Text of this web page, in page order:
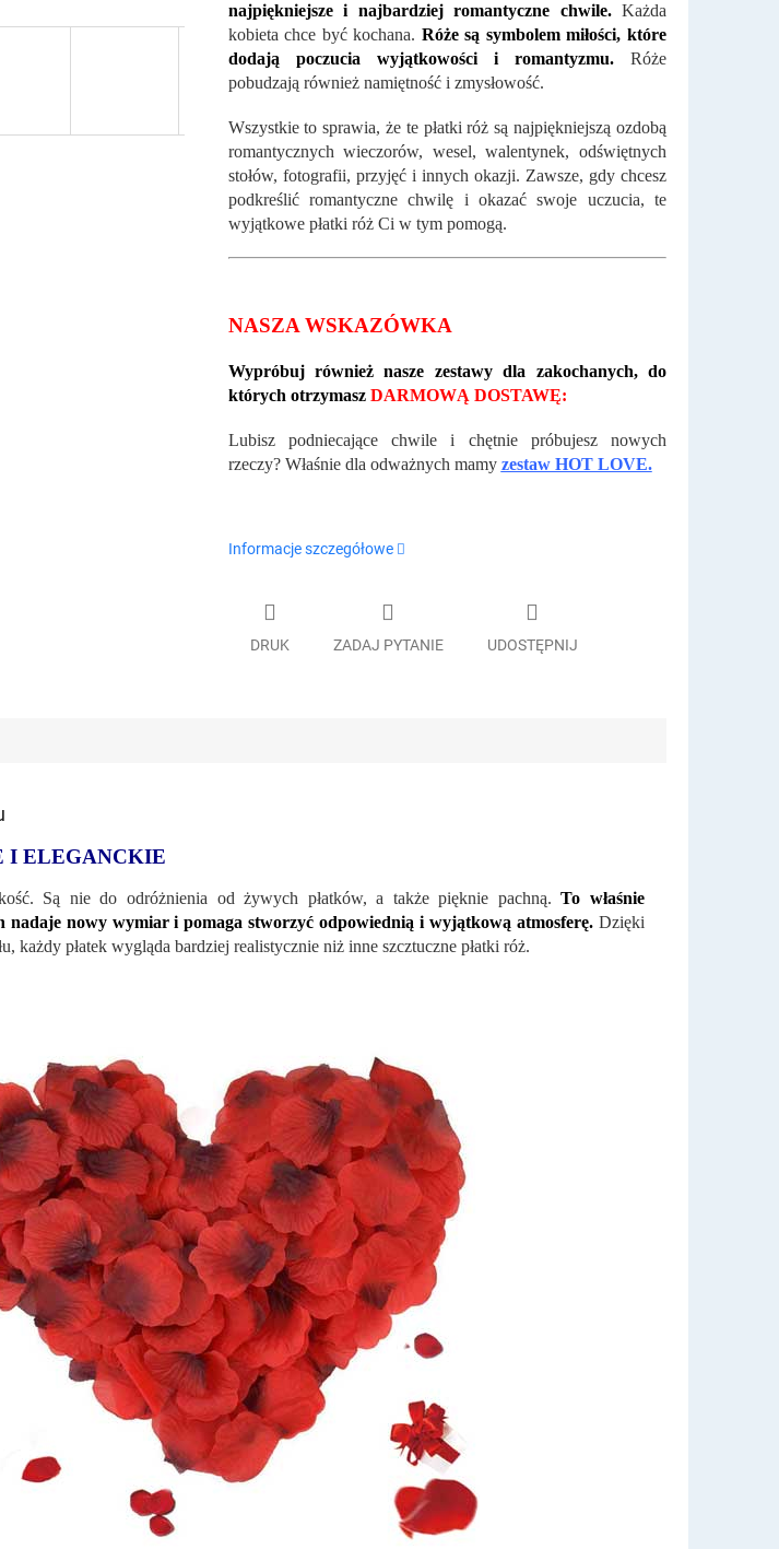
najpiękniejsze i najbardziej romantyczne chwile. Każda
kobieta chce być kochana. Róże są symbolem miłości, które
dodają poczucia wyjątkowości i romantyzmu. Róże
pobudzają również namiętność i zmysłowość.
Wszystkie to sprawia, że te płatki róż są najpiękniejszą ozdobą
romantycznych wieczorów, wesel, walentynek, odświętnych
stołów, fotografii, przyjęć i innych okazji. Zawsze, gdy chcesz
podkreślić romantyczne chwilę i okazać swoje uczucia, te
wyjątkowe płatki róż Ci w tym pomogą.
NASZA WSKAZÓWKA
Wypróbuj również nasze zestawy dla zakochanych, do
których otrzymasz DARMOWĄ DOSTAWĘ:
Lubisz podniecające chwile i chętnie próbujesz nowych
rzeczy? Właśnie dla odważnych mamy zestaw HOT LOVE.
Informacje szczegółowe
DRUK ZADAJ PYTANIE UDOSTĘPNIJ
I ELEGANCKIE
Są nie do odróżnienia od żywych płatków, a także pięknie pachną.To właśnie
nadaje nowy wymiar i pomaga stworzyć odpowiednią i wyjątkową atmosferę. Dzięki
każdy płatek wygląda bardziej realistycznie niż inne szcztuczne płatki róż.